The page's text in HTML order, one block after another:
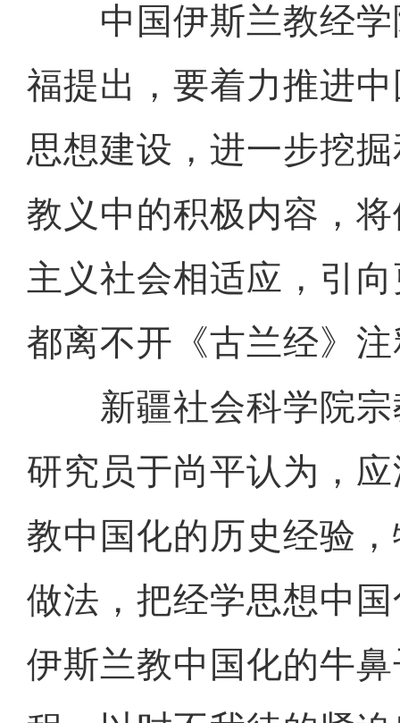
中国伊斯兰教经学
福提出，要着力推进
思想建设，进一步挖
教义中的积极内容，
主义社会相适应，引
都离不开《古兰经》
新疆社会科学院宗
研究员于尚平认为，
教中国化的历史经验
做法，把经学思想中
伊斯兰教中国化的牛